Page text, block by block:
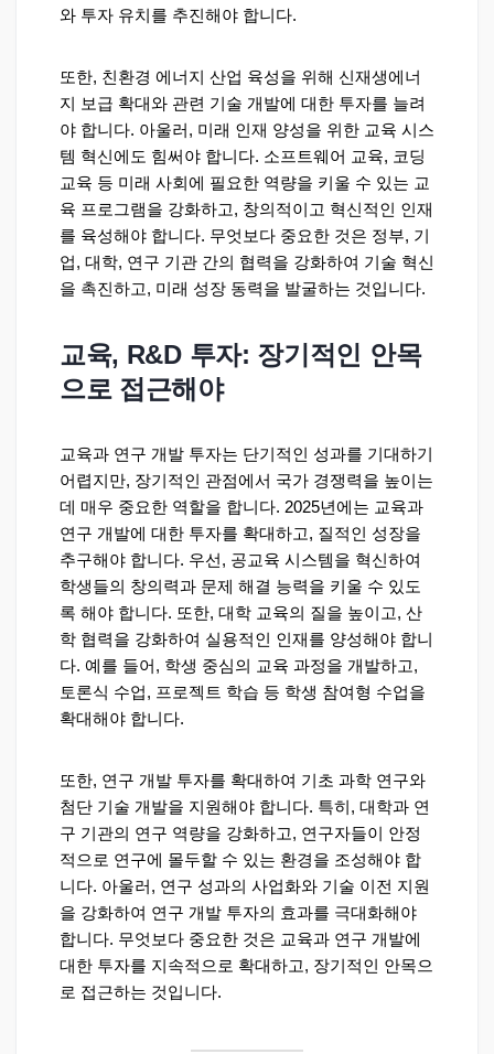
와 투자 유치를 추진해야 합니다.
또한, 친환경 에너지 산업 육성을 위해 신재생에너
지 보급 확대와 관련 기술 개발에 대한 투자를 늘려
야 합니다. 아울러, 미래 인재 양성을 위한 교육 시스
템 혁신에도 힘써야 합니다. 소프트웨어 교육, 코딩
교육 등 미래 사회에 필요한 역량을 키울 수 있는 교
육 프로그램을 강화하고, 창의적이고 혁신적인 인재
를 육성해야 합니다. 무엇보다 중요한 것은 정부, 기
업, 대학, 연구 기관 간의 협력을 강화하여 기술 혁신
을 촉진하고, 미래 성장 동력을 발굴하는 것입니다.
교육, R&D 투자: 장기적인 안목
으로 접근해야
교육과 연구 개발 투자는 단기적인 성과를 기대하기
어렵지만, 장기적인 관점에서 국가 경쟁력을 높이는
데 매우 중요한 역할을 합니다. 2025년에는 교육과
연구 개발에 대한 투자를 확대하고, 질적인 성장을
추구해야 합니다. 우선, 공교육 시스템을 혁신하여
학생들의 창의력과 문제 해결 능력을 키울 수 있도
록 해야 합니다. 또한, 대학 교육의 질을 높이고, 산
학 협력을 강화하여 실용적인 인재를 양성해야 합니
다. 예를 들어, 학생 중심의 교육 과정을 개발하고,
토론식 수업, 프로젝트 학습 등 학생 참여형 수업을
확대해야 합니다.
또한, 연구 개발 투자를 확대하여 기초 과학 연구와
첨단 기술 개발을 지원해야 합니다. 특히, 대학과 연
구 기관의 연구 역량을 강화하고, 연구자들이 안정
적으로 연구에 몰두할 수 있는 환경을 조성해야 합
니다. 아울러, 연구 성과의 사업화와 기술 이전 지원
을 강화하여 연구 개발 투자의 효과를 극대화해야
합니다. 무엇보다 중요한 것은 교육과 연구 개발에
대한 투자를 지속적으로 확대하고, 장기적인 안목으
로 접근하는 것입니다.